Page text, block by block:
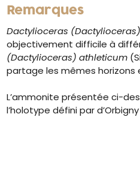
Remarques
Dactylioceras
objectivement difficile à
(Dactylioceras) athleticum
partage les mêmes horizons
L’ammonite présentée ci-
l’holotype défini par